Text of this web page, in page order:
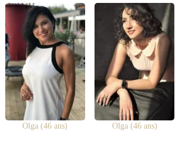
Olga (46 ans) Olga (46 ans)